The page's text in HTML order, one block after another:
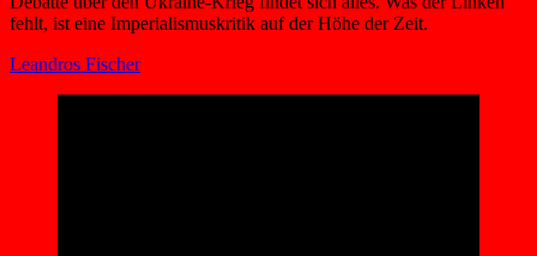
fehlt, ist eine Imperialismuskritik auf der Höhe der Zeit.
Leandros Fischer